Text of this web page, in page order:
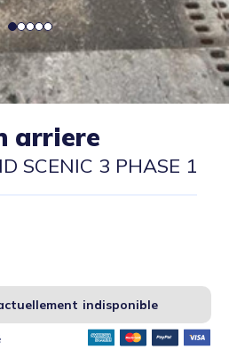
arriere
SCENIC 3 PHASE 1
indisponible